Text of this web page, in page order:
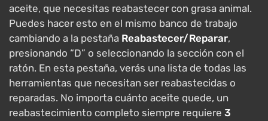
aceite, que necesitas reabastecer con grasa animal.
Puedes hacer esto en el mismo banco de trabajo
cambiando a la pestaña Reabastecer/Reparar,
presionando “D” o seleccionando la sección con el
ratón. En esta pestaña, verás una lista de todas las
herramientas que necesitan ser reabastecidas o
reparadas. No importa cuánto aceite quede, un
reabastecimiento completo siempre requiere 3